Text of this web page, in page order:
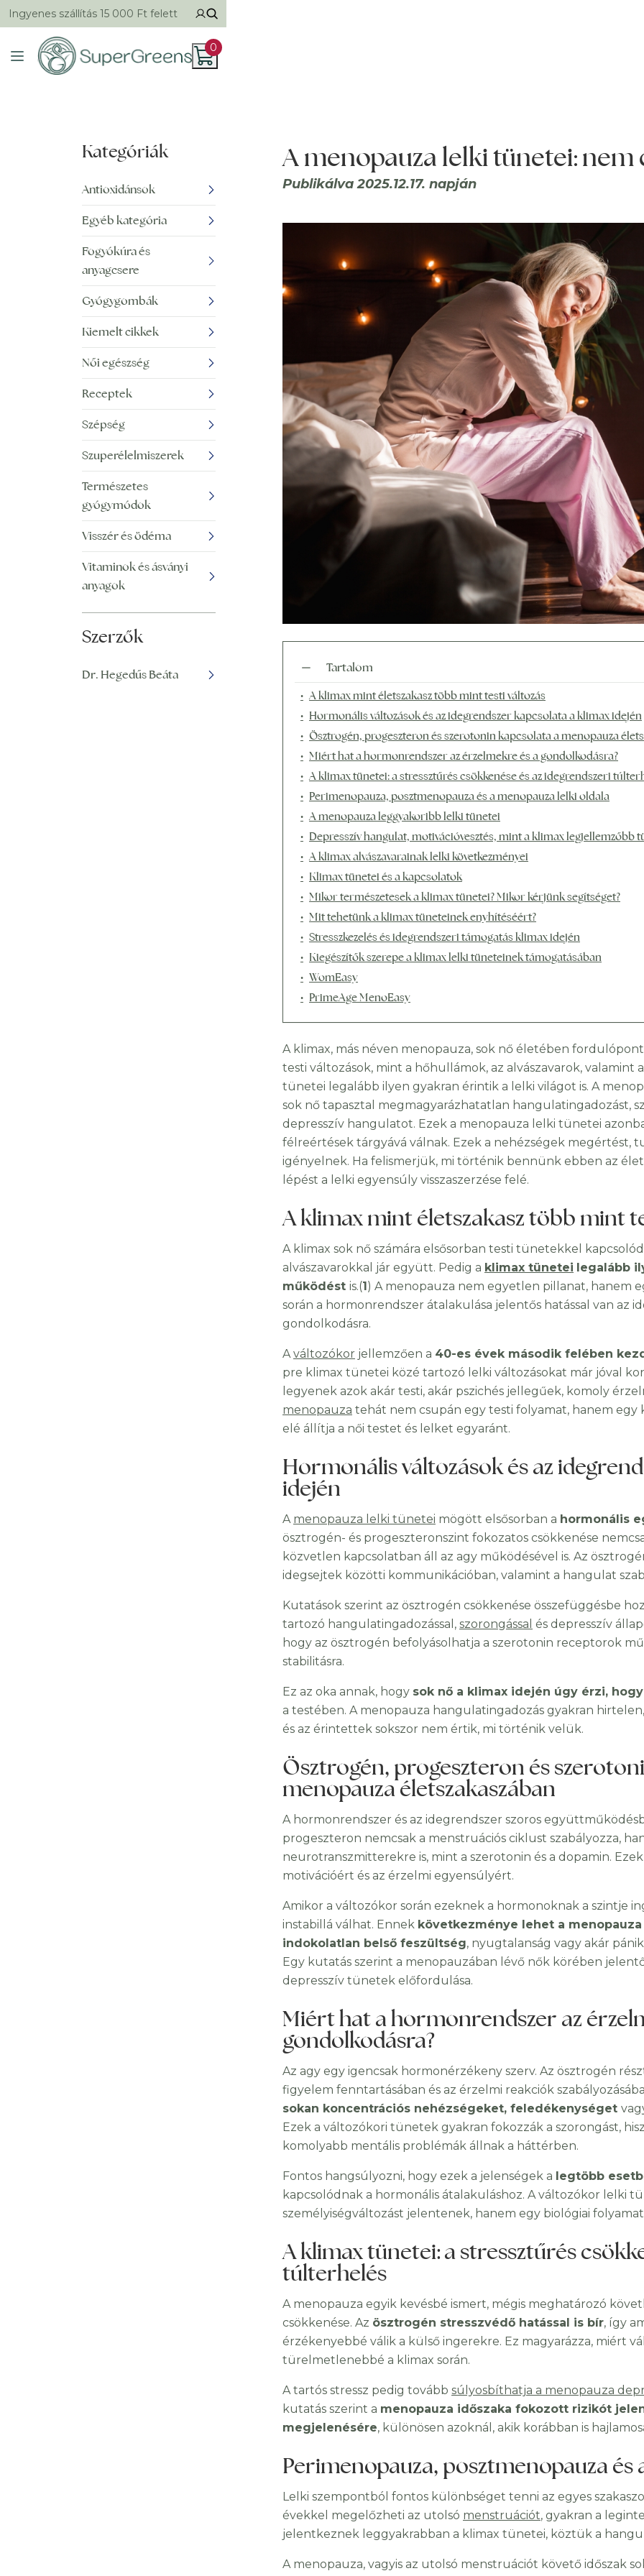
Ingyenes szállítás 15 000 Ft felett
0
A menopauza lelki tünetei: nem
Publikálva 2025.12.17. napján
Tartalom
A klimax mint életszakasz több mint testi változás
Hormonális változások és az idegrendszer kapcsolata a klimax idején
Ösztrogén, progeszteron és szerotonin kapcsolata a menopauza
Miért hat a hormonrendszer az érzelmekre és a gondolkodásra?
A klimax tünetei: a stressztűrés csökkenése és az idegrendszeri
Perimenopauza, posztmenopauza és a menopauza lelki oldala
A menopauza leggyakoribb lelki tünetei
Depresszív hangulat, motivációvesztés, mint a klimax legjellemzőbb
A klimax alvászavarainak lelki következményei
Klimax tünetei és a kapcsolatok
Mikor természetesek a klimax tünetei? Mikor kérjünk segítséget?
Mit tehetünk a klimax tüneteinek enyhítéséért?
Stresszkezelés és idegrendszeri támogatás klimax idején
Kiegészítők szerepe a klimax lelki tüneteinek támogatásában
WomEasy
PrimeAge MenoEasy
A klimax, más néven menopauza, sok nő életében
testi változások, mint a hőhullámok, az alvászavarok, valamint
tünetei legalább ilyen gyakran érintik a lelki világot is. A
sok nő tapasztal megmagyarázhatatlan hangulatingadozást,
depresszív hangulatot. Ezek a menopauza lelki tünetei
félreértések tárgyává válnak. Ezek a nehézségek megértést,
igényelnek. Ha felismerjük, mi történik bennünk ebben az
lépést a lelki egyensúly visszaszerzése felé.
A klimax mint életszakasz több mint
A klimax sok nő számára elsősorban testi tünetekkel
alvászavarokkal jár együtt. Pedig a klimax tünetei legalább
működést is.(1 ) A menopauza nem egyetlen pillanat, hanem
során a hormonrendszer átalakulása jelentős hatással van az
gondolkodásra.
Aváltozókor jellemzően a 40-es évek második felében
pre klimax tünetei közé tartozó lelki változásokat már jóval
legyenek azok akár testi, akár pszichés jellegűek, komoly
menopauza tehát nem csupán egy testi folyamat, hanem egy
elé állítja a női testet és lelket egyaránt.
Hormonális változások és az
idején
A menopauza lelki tünetei mögött elsősorban a hormonális
ösztrogén- és progeszteronszint fokozatos csökkenése
közvetlen kapcsolatban áll az agy működésével is. Az
idegsejtek közötti kommunikációban, valamint a hangulat
Kutatások szerint az ösztrogén csökkenése összefüggésbe
tartozó hangulatingadozással, szorongással és depresszív
hogy az ösztrogén befolyásolhatja a szerotonin receptorok
stabilitásra.
Ez az oka annak, hogy sok nő a klimax idején úgy érzi,
a testében. A menopauza hangulatingadozás gyakran
és az érintettek sokszor nem értik, mi történik velük.
Ösztrogén, progeszteron és
menopauza életszakaszában
A hormonrendszer és az idegrendszer szoros
progeszteron nemcsak a menstruációs ciklust szabályozza,
neurotranszmitterekre is, mint a szerotonin és a dopamin.
motivációért és az érzelmi egyensúlyért.
Amikor a változókor során ezeknek a hormonoknak a szintje
instabillá válhat. Ennek következménye lehet a
indokolatlan belső feszültség, nyugtalanság vagy akár
Egy kutatás szerint a menopauzában lévő nők körében
depresszív tünetek előfordulása.
Miért hat a hormonrendszer az
gondolkodásra?
Az agy egy igencsak hormonérzékeny szerv. Az ösztrogén
figyelem fenntartásában és az érzelmi reakciók
sokan koncentrációs nehézségeket, feledékenységet
Ezek a változókori tünetek gyakran fokozzák a szorongást,
komolyabb mentális problémák állnak a háttérben.
Fontos hangsúlyozni, hogy ezek a jelenségek a legtöbb
kapcsolódnak a hormonális átalakuláshoz. A változókor lelki
személyiségváltozást jelentenek, hanem egy biológiai
A klimax tünetei: a stressztűrés
túlterhelés
A menopauza egyik kevésbé ismert, mégis meghatározó
csökkenése. Az ösztrogén stresszvédő hatással is bír, így
érzékenyebbé válik a külső ingerekre. Ez magyarázza, miért
türelmetlenebbé a klimax során.
A tartós stressz pedig tovább súlyosbíthatja a menopauza
kutatás szerint a menopauza időszaka fokozott rizikót
megjelenésére, különösen azoknál, akik korábban is
Perimenopauza, posztmenopauza és
Lelki szempontból fontos különbséget tenni az egyes
évekkel megelőzheti az utolsó menstruációt, gyakran a
jelentkeznek leggyakrabban a klimax tünetei, köztük a
A menopauza, vagyis az utolsó menstruációt követő időszak
Kategóriák
Antioxidánsok
Egyéb kategória
Fogyókúra és
anyagcsere
Gyógygombák
Kiemelt cikkek
Női egészség
Receptek
Szépség
Szuperélelmiszerek
Természetes
gyógymódok
Visszér és ödéma
Vitaminok és ásványi
anyagok
Szerzők
Dr. Hegedűs Beáta